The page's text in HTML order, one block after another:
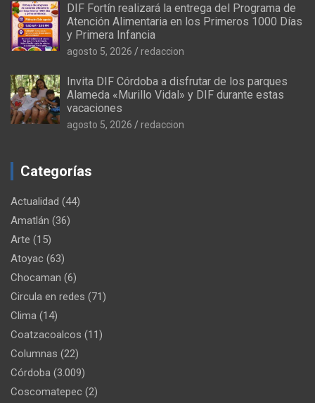
DIF Fortín realizará la entrega del Programa de
Atención Alimentaria en los Primeros 1000 Días
y Primera Infancia
agosto 5, 2026 redaccion
Invita DIF Córdoba a disfrutar de los parques
Alameda «Murillo Vidal» y DIF durante estas
vacaciones
agosto 5, 2026 redaccion
Categorías
Actualidad (44)
Amatlán (36)
Arte (15)
Atoyac (63)
Chocaman (6)
Circula en redes (71)
Clima (14)
Coatzacoalcos (11)
Columnas (22)
Córdoba (3.009)
Coscomatepec (2)